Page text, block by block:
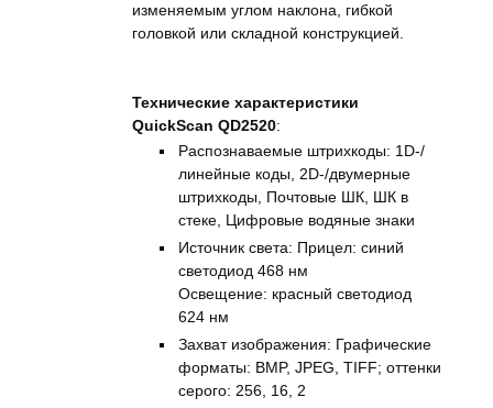
изменяемым углом наклона, гибкой
головкой или складной конструкцией.
Технические характеристики
QuickScan QD2520:
Распознаваемые штрихкоды: 1D-/
линейные коды, 2D-/двумерные
штрихкоды, Почтовые ШК, ШК в
стеке, Цифровые водяные знаки
Источник света: Прицел: синий
светодиод 468 нм
Освещение: красный светодиод
624 нм
Захват изображения: Графические
форматы: BMP, JPEG, TIFF; оттенки
серого: 256, 16, 2